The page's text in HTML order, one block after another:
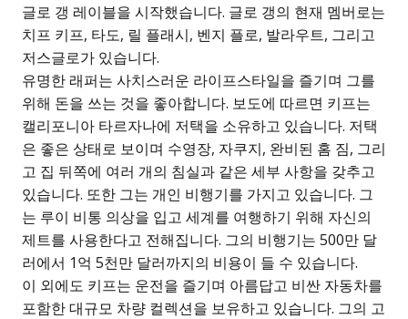
글로 갱 레이블을 시작했습니다. 글로 갱의 현재 멤버로는
치프 키프, 타도, 릴 플래시, 벤지 플로, 발라우트, 그리고
저스글로가 있습니다.
유명한 래퍼는 사치스러운 라이프스타일을 즐기며 그를
위해 돈을 쓰는 것을 좋아합니다. 보도에 따르면 키프는
캘리포니아 타르자나에 저택을 소유하고 있습니다. 저택
은 좋은 상태로 보이며 수영장, 자쿠지, 완비된 홈 짐, 그리
고 집 뒤쪽에 여러 개의 침실과 같은 세부 사항을 갖추고
있습니다. 또한 그는 개인 비행기를 가지고 있습니다. 그
는 루이 비통 의상을 입고 세계를 여행하기 위해 자신의
제트를 사용한다고 전해집니다. 그의 비행기는 500만 달
러에서 1억 5천만 달러까지의 비용이 들 수 있습니다.
이 외에도 키프는 운전을 즐기며 아름답고 비싼 자동차를
포함한 대규모 차량 컬렉션을 보유하고 있습니다. 그의 고